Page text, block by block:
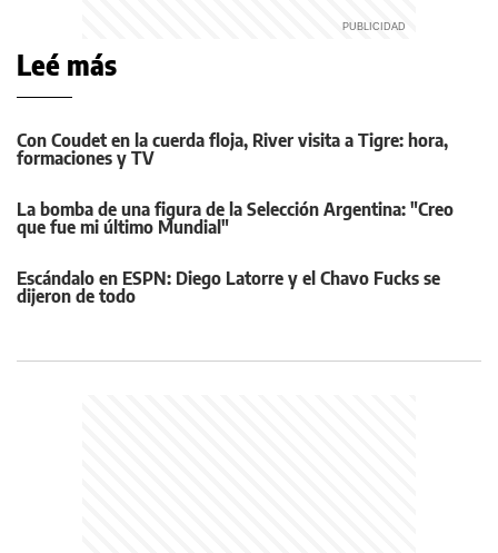
Leé más
Con Coudet en la cuerda floja, River visita a Tigre: hora,
formaciones y TV
La bomba de una figura de la Selección Argentina: "Creo
que fue mi último Mundial"
Escándalo en ESPN: Diego Latorre y el Chavo Fucks se
dijeron de todo